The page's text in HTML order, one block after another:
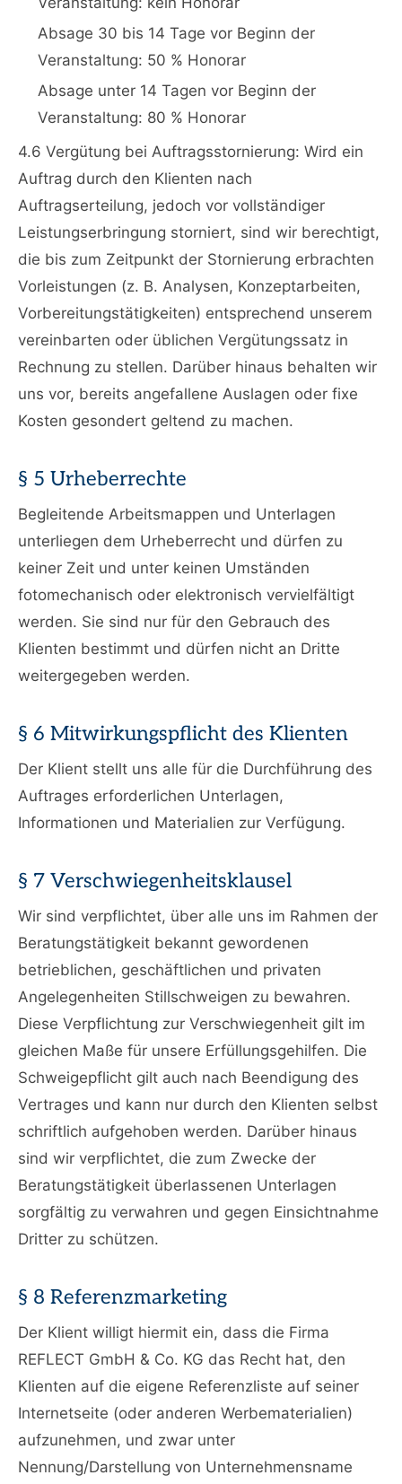
Absage 30 bis 14 Tage vor Beginn der
Veranstaltung: 50 % Honorar
Absage unter 14 Tagen vor Beginn der
Veranstaltung: 80 % Honorar
4.6 Vergütung bei Auftragsstornierung: Wird ein
Auftrag durch den Klienten nach
Auftragserteilung, jedoch vor vollständiger
Leistungserbringung storniert, sind wir berechtigt,
die bis zum Zeitpunkt der Stornierung erbrachten
Vorleistungen (z. B. Analysen, Konzeptarbeiten,
Vorbereitungstätigkeiten) entsprechend unserem
vereinbarten oder üblichen Vergütungssatz in
Rechnung zu stellen. Darüber hinaus behalten wir
uns vor, bereits angefallene Auslagen oder fixe
Kosten gesondert geltend zu machen.
§ 5 Urheberrechte
Begleitende Arbeitsmappen und Unterlagen
unterliegen dem Urheberrecht und dürfen zu
keiner Zeit und unter keinen Umständen
fotomechanisch oder elektronisch vervielfältigt
werden. Sie sind nur für den Gebrauch des
Klienten bestimmt und dürfen nicht an Dritte
weitergegeben werden.
§ 6 Mitwirkungspflicht des Klienten
Der Klient stellt uns alle für die Durchführung des
Auftrages erforderlichen Unterlagen,
Informationen und Materialien zur Verfügung.
§ 7 Verschwiegenheitsklausel
Wir sind verpflichtet, über alle uns im Rahmen der
Beratungstätigkeit bekannt gewordenen
betrieblichen, geschäftlichen und privaten
Angelegenheiten Stillschweigen zu bewahren.
Diese Verpflichtung zur Verschwiegenheit gilt im
gleichen Maße für unsere Erfüllungsgehilfen. Die
Schweigepflicht gilt auch nach Beendigung des
Vertrages und kann nur durch den Klienten selbst
schriftlich aufgehoben werden. Darüber hinaus
sind wir verpflichtet, die zum Zwecke der
Beratungstätigkeit überlassenen Unterlagen
sorgfältig zu verwahren und gegen Einsichtnahme
Dritter zu schützen.
§ 8 Referenzmarketing
Der Klient willigt hiermit ein, dass die Firma
REFLECT GmbH & Co. KG das Recht hat, den
Klienten auf die eigene Referenzliste auf seiner
Internetseite (oder anderen Werbematerialien)
aufzunehmen, und zwar unter
Nennung/Darstellung von Unternehmensname